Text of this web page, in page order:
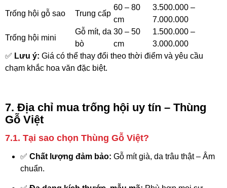
Trống hội gỗ sao Trung cấp
60 – 80
cm
3.500.000 –
7.000.000
Trống hội mini
Gỗ mít, da
bò
30 – 50
cm
1.500.000 –
3.000.000
✅ Lưu ý: Giá có thể thay đổi theo thời điểm và yêu cầu
chạm khắc hoa văn đặc biệt.
7. Địa chỉ mua trống hội uy tín – Thùng
Gỗ Việt
7.1. Tại sao chọn Thùng Gỗ Việt?
✅ Chất lượng đảm bảo: Gỗ mít già, da trâu thật – Âm
chuẩn.